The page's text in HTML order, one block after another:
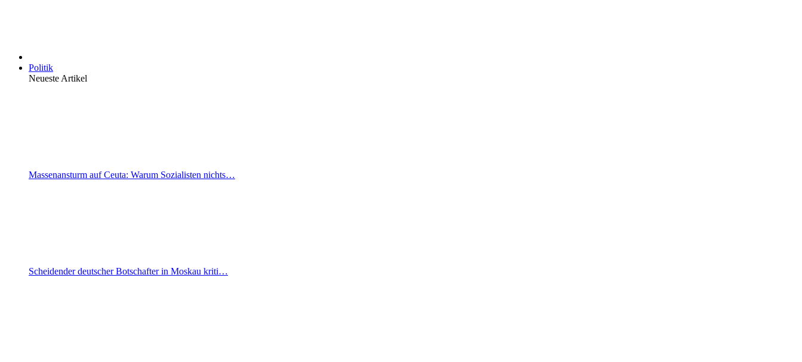
Politik
Neueste Artikel
Massenansturm auf Ceuta: Warum Sozialisten nichts…
Scheidender deutscher Botschafter in Moskau kriti…